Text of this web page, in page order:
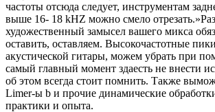
частоты отсюда следует, инструментам
выше 16- 18 kHZ можно смело
художественный замысел вашего микса
оставить, оставляем. Высокочастотные
акустической гитары, можем убрать при
самый главный момент здаесть не внести
об этом всегда стоит помнить. Также
Limer-ы b и прочие динамические
практики и опыта.